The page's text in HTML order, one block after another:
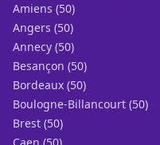
Amiens (50)
Angers (50)
Annecy (50)
Besançon (50)
Bordeaux (50)
Boulogne-Billancourt (50)
Brest (50)